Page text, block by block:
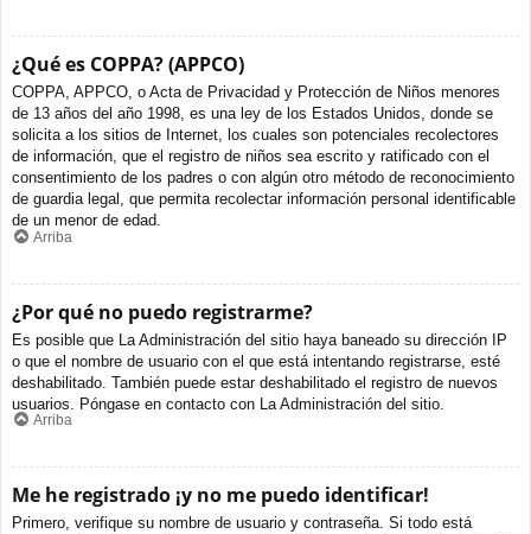
¿Qué es COPPA? (APPCO)
COPPA, APPCO, o Acta de Privacidad y Protección de Niños menores
de 13 años del año 1998, es una ley de los Estados Unidos, donde se
solicita a los sitios de Internet, los cuales son potenciales recolectores
de información, que el registro de niños sea escrito y ratificado con el
consentimiento de los padres o con algún otro método de reconocimiento
de guardia legal, que permita recolectar información personal identificable
de un menor de edad.
Arriba
¿Por qué no puedo registrarme?
Es posible que La Administración del sitio haya baneado su dirección IP
o que el nombre de usuario con el que está intentando registrarse, esté
deshabilitado. También puede estar deshabilitado el registro de nuevos
usuarios. Póngase en contacto con La Administración del sitio.
Arriba
Me he registrado ¡y no me puedo identificar!
Primero, verifique su nombre de usuario y contraseña. Si todo está